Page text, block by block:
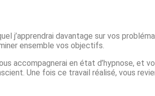
j’apprendrai davantage sur vos
ensemble vos objectifs.
accompagnerai en état d’hypnose, et
Une fois ce travail réalisé, vous